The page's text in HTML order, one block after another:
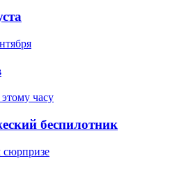
беспилотник